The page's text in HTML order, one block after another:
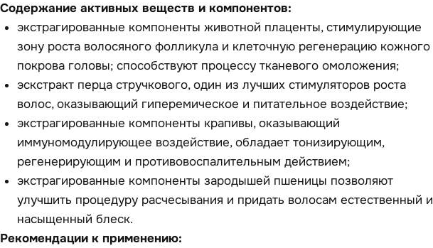
Содержание активных веществ и компонентов:
экстрагированные компоненты животной плаценты, стимулирующие
зону роста волосяного фолликула и клеточную регенерацию кожного
покрова головы; способствуют процессу тканевого омоложения;
эскстракт перца стручкового, один из лучших стимуляторов роста
волос, оказывающий гиперемическое и питательное воздействие;
экстрагированные компоненты крапивы, оказывающий
иммуномодулирующее воздействие, обладает тонизирующим,
регенерирующим и противовоспалительным действием;
экстрагированные компоненты зародышей пшеницы позволяют
улучшить процедуру расчесывания и придать волосам естественный и
насыщенный блеск.
Рекомендации к применению: